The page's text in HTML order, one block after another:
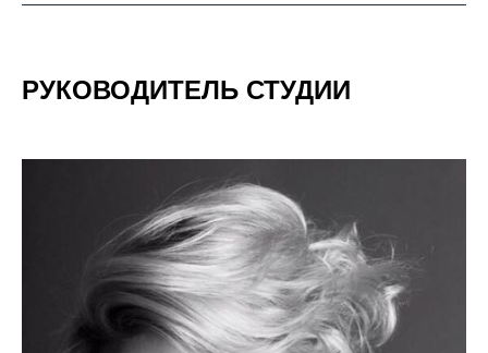
РУКОВОДИТЕЛЬ СТУДИИ